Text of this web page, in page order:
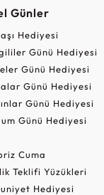
Günler
Hediyesi
Günü Hediyesi
Günü Hediyesi
Günü Hediyesi
Günü Hediyesi
Günü Hediyesi
Cuma
Teklifi Yüzükleri
Hediyesi